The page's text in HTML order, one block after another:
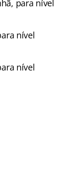
para nível
nível
nível